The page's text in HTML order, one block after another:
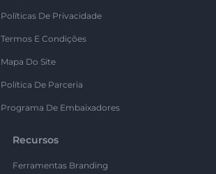
Políticas De Privacidade
Termos E Condições
Mapa Do Site
Política De Parceria
Programa De Embaixadores
Recursos
Ferramentas Branding